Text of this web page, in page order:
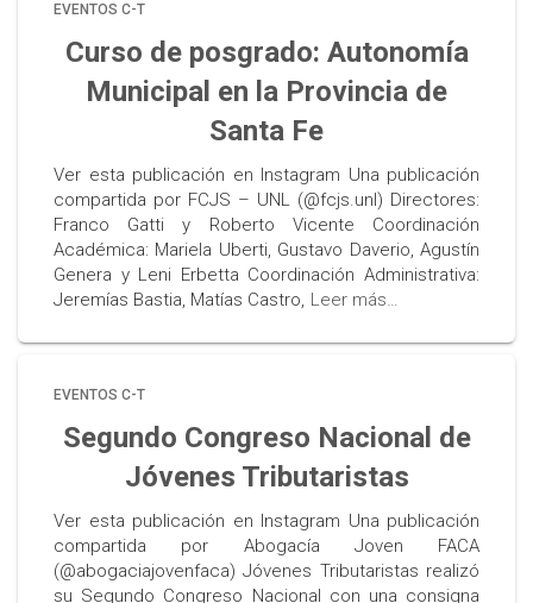
EVENTOS C-T
Curso de posgrado: Autonomía
Municipal en la Provincia de
Santa Fe
Ver esta publicación en Instagram Una publicación
compartida por FCJS – UNL (@fcjs.unl) Directores:
Franco Gatti y Roberto Vicente Coordinación
Académica: Mariela Uberti, Gustavo Daverio, Agustín
Genera y Leni Erbetta Coordinación Administrativa:
Jeremías Bastia, Matías Castro, Leer más…
EVENTOS C-T
Segundo Congreso Nacional de
Jóvenes Tributaristas
Ver esta publicación en Instagram Una publicación
compartida por Abogacía Joven FACA
(@abogaciajovenfaca) Jóvenes Tributaristas realizó
su Segundo Congreso Nacional con una consigna